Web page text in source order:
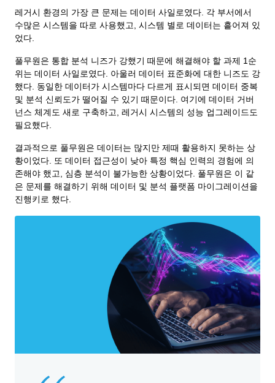
레거시 환경의 가장 큰 문제는 데이터 사일로였다. 각 부서에서
수많은 시스템을 따로 사용했고, 시스템 별로 데이터는 흩어져 있
었다.
풀무원은 통합 분석 니즈가 강했기 때문에 해결해야 할 과제 1순
위는 데이터 사일로였다. 아울러 데이터 표준화에 대한 니즈도 강
했다. 동일한 데이터가 시스템마다 다르게 표시되면 데이터 중복
및 분석 신뢰도가 떨어질 수 있기 때문이다. 여기에 데이터 거버
넌스 체계도 새로 구축하고, 레거시 시스템의 성능 업그레이드도
필요했다.
결과적으로 풀무원은 데이터는 많지만 제때 활용하지 못하는 상
황이었다. 또 데이터 접근성이 낮아 특정 핵심 인력의 경험에 의
존해야 했고, 심층 분석이 불가능한 상황이었다. 풀무원은 이 같
은 문제를 해결하기 위해 데이터 및 분석 플랫폼 마이그레이션을
진행키로 했다.